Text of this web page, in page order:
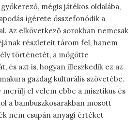
mégis játékos oldalába,
ígérete összefonódik a
Az elkövetkező sorokban nemcsak
részleteit tárom fel, hanem
történetét, a mögötte
és azt is, hogyan illeszkedik ez az
gazdag kulturális szövetébe.
el velem ebbe a misztikus és
a bambuszkosarakban mosott
nem csupán anyagi értéket